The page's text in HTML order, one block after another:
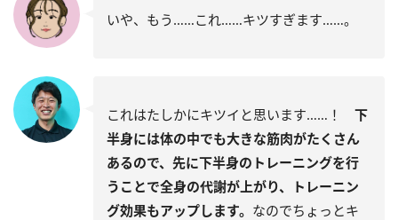
いや、もう……これ……キツすぎます……。
これはたしかにキツイと思います……！ 下
半身には体の中でも大きな筋肉がたくさん
あるので、先に下半身のトレーニングを行
うことで全身の代謝が上がり、トレーニン
グ効果もアップします。 なのでちょっとキ